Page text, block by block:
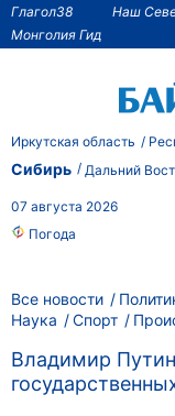
Глагол38 Наш
Монголия Гид
Иркутская область
Сибирь Дальний
07 августа 2026
Погода
Все новости
Наука
Спорт
Владимир